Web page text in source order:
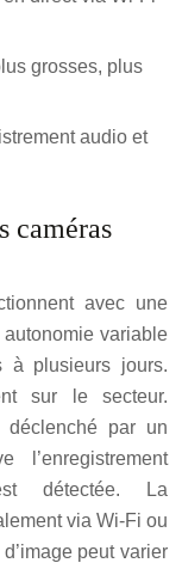
grosses, plus
audio et
caméras
avec une
variable
à plusieurs jours.
sur le secteur.
déclenché par un
l’enregistrement
détectée. La
via Wi-Fi ou
peut varier